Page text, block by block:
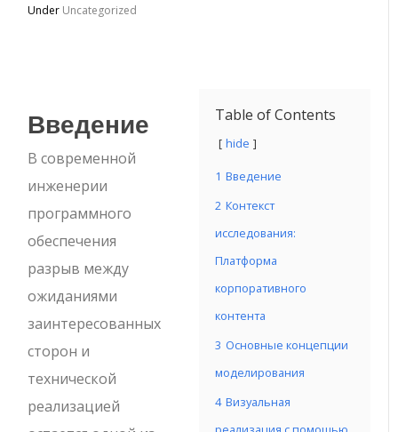
Under Uncategorized
Table of Contents
hide
1 Введение
2 Контекст
исследования:
Платформа
корпоративного
контента
3 Основные концепции
моделирования
4 Визуальная
Введение
В современной
инженерии
программного
обеспечения
разрыв между
ожиданиями
заинтересованных
сторон и
технической
реализацией